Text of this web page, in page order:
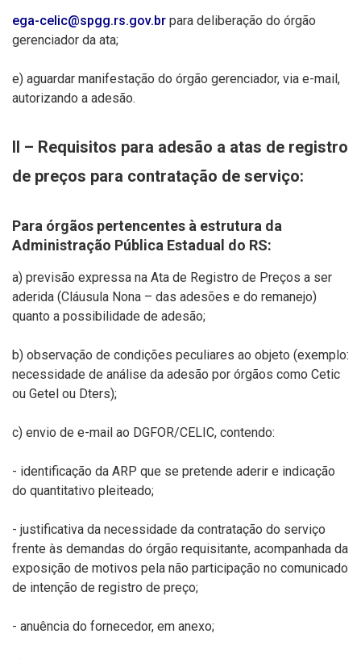
ega-celic@spgg.rs.gov.br para deliberação do órgão
gerenciador da ata;
e) aguardar manifestação do órgão gerenciador, via e-mail,
autorizando a adesão.
II – Requisitos para adesão a atas de registro
de preços para contratação de serviço:
Para órgãos pertencentes à estrutura da
Administração Pública Estadual do RS:
a) previsão expressa na Ata de Registro de Preços a ser
aderida (Cláusula Nona – das adesões e do remanejo)
quanto a possibilidade de adesão;
b) observação de condições peculiares ao objeto (exemplo:
necessidade de análise da adesão por órgãos como Cetic
ou Getel ou Dters);
c) envio de e-mail ao DGFOR/CELIC, contendo:
- identificação da ARP que se pretende aderir e indicação
do quantitativo pleiteado;
- justificativa da necessidade da contratação do serviço
frente às demandas do órgão requisitante, acompanhada da
exposição de motivos pela não participação no comunicado
de intenção de registro de preço;
- anuência do fornecedor, em anexo;